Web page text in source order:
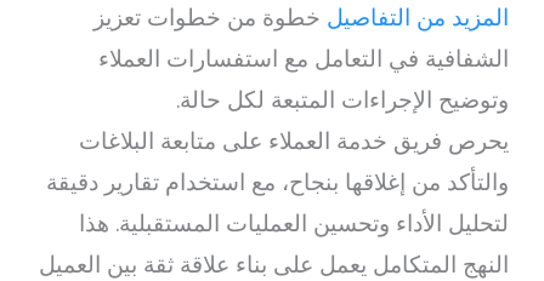
المزيد من التفاصيل خطوة من خطوات تعزيز
الشفافية في التعامل مع استفسارات العملاء
وتوضيح الإجراءات المتبعة لكل حالة.
يحرص فريق خدمة العملاء على متابعة البلاغات
والتأكد من إغلاقها بنجاح، مع استخدام تقارير دقيقة
لتحليل الأداء وتحسين العمليات المستقبلية. هذا
النهج المتكامل يعمل على بناء علاقة ثقة بين العميل